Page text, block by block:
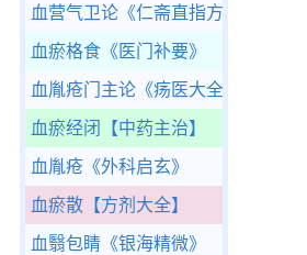
血营气卫论 《仁斋直指方论（附补
血瘀格食 《医门补要》
血胤疮门主论 《疡医大全》
血瘀经闭 【中药主治】
血胤疮 《外科启玄》
血瘀散 【方剂大全】
血翳包睛 《银海精微》